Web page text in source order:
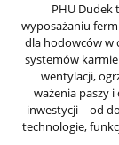
PHU Dudek
wyposażaniu
dla hodowców w
systemów
wentylacji,
ważenia paszy
inwestycji – od
technologie,